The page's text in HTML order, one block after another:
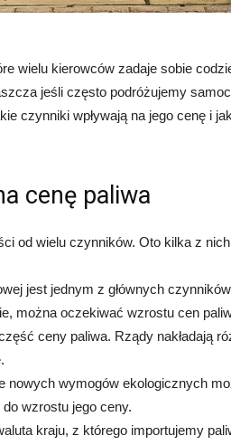
wielu kierowców zadaje sobie
jeśli często podróżujemy
czynniki wpływają na jego cenę i
cenę paliwa
od wielu czynników. Oto kilka z
jest jednym z głównych
można oczekiwać wzrostu cen
ceny paliwa. Rządy nakładają
nowych wymogów ekologicznych
wzrostu jego ceny.
kraju, z którego importujemy